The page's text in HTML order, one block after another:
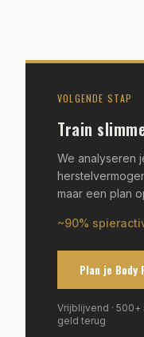
VOLGENDE STAP
Train
We analyseren
maar een plan
~90%
Plan je Body
Vrijblijvend ·
geld terug